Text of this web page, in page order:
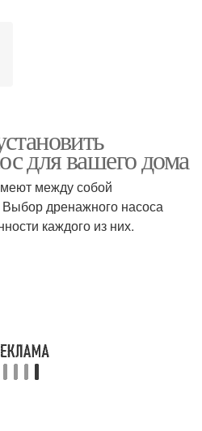
для вашего дома
между собой
дренажного насоса
каждого из них.